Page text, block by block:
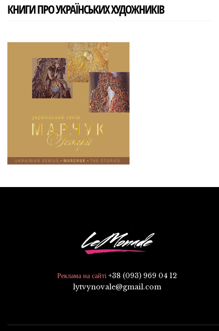
КНИГИ ПРО УКРАЇНСЬКИХ ХУДОЖНИКІВ
Реклама на сайті +38 (093) 969 04 12
lytvynovale@gmail.com